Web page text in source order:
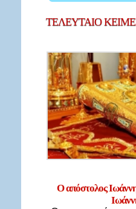
ΤΕΛΕΥΤΑΙΟ
Ο απόστολος